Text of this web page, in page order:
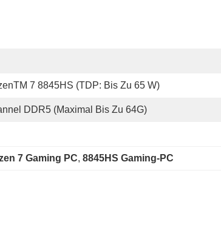
7 8845HS (TDP: Bis Zu 65 W)
DDR5 (maximal Bis Zu 64G)
7 Gaming PC, 8845HS Gaming-PC